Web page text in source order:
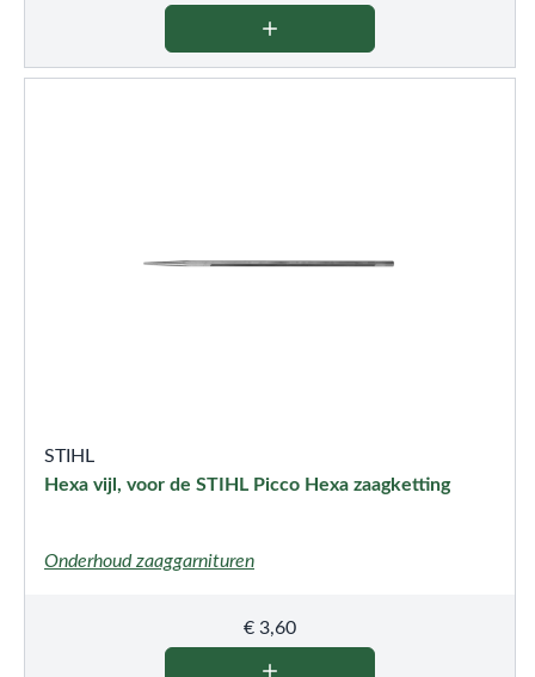
STIHL
Hexa vijl, voor de STIHL Picco Hexa zaagketting
Onderhoud zaaggarnituren
€ 3,60